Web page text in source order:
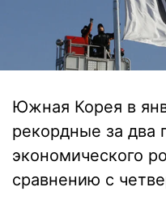
Южная Корея в
рекордные за два
экономического
сравнению с